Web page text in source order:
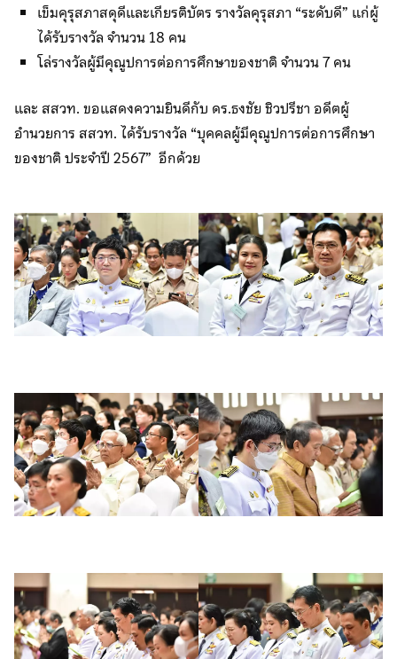
เข็มคุรุสภาสดุดีและเกียรติบัตร รางวัลคุรุสภา “ระดับดี” แก่ผู้
ได้รับรางวัล จำนวน 18 คน
โล่รางวัลผู้มีคุณูปการต่อการศึกษาของชาติ จำนวน 7 คน
และ สสวท. ขอแสดงความยินดีกับ ดร.ธงชัย ชิวปรีชา อดีตผู้
อำนวยการ สสวท. ได้รับรางวัล “บุคคลผู้มีคุณูปการต่อการศึกษา
ของชาติ ประจำปี 2567” อีกด้วย